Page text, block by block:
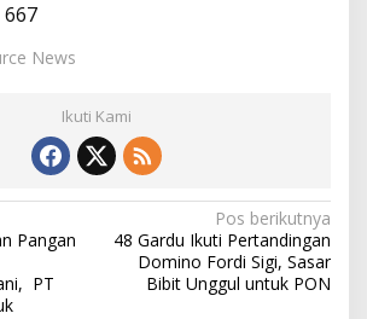
667
News
Ikuti Kami
Pangan
PT
Pos berikutnya
48 Gardu Ikuti Pertandingan
Domino Fordi Sigi, Sasar
Bibit Unggul untuk PON